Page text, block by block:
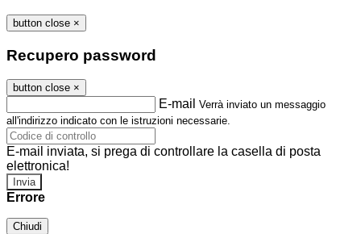
button close ×
Recupero password
button close ×
E-mail Verrà inviato un messaggio
all'indirizzo indicato con le istruzioni necessarie.
E-mail inviata, si prega di controllare la casella di posta
elettronica!
Errore
Chiudi